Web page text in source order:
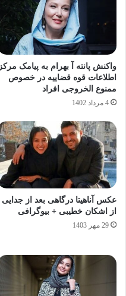
واکنش پانته آ بهرام به پیامک مرکز
اطلاعات قوه قضاییه در خصوص
ممنوع الخروجی افراد
4 مرداد 1402
عکس آناهیتا درگاهی بعد از جدایی
از اشکان خطیبی + بیوگرافی
29 مهر 1403